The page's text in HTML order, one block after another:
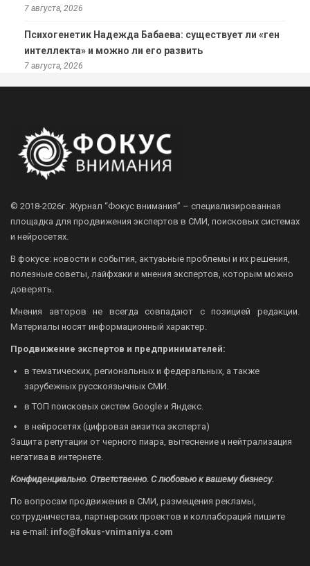
7 августа, 2026
Психогенетик Надежда Бабаева: существует ли «ген
интеллекта» и можно ли его развить
7 августа, 2026
© 2018-2026г. Журнал “Фокус внимания” – специализированная
площадка для продвижения экспертов в СМИ, поисковых системах
и нейросетях.
В фокусе: новости и события, актуаьные проблемы и их решения,
полезные советы, лайфхаки и мнения экспертов, которым можно
доверять.
Мнения авторов не всегда совпадают с позицией редакции.
Материалы носят информационный характер.
Продвижение экспертов и предпринимателей:
в тематических, региональных и федеральных, а также
зарубежных русскоязычных СМИ.
в ТОП поисковых систем Google и Яндекс.
в нейросетях (цифровая визитка эксперта)
Защита репутации от черного пиара, вытеснение и нейтрализация
негатива в интернете.
Конфиденциально. Ответственно. С любовью к вашему бизнесу.
По вопросам продвижения в СМИ, размещения рекламы,
сотрудничества, партнерских проектов и коллабораций пишите
на e-mail: info@fokus-vnimaniya.com